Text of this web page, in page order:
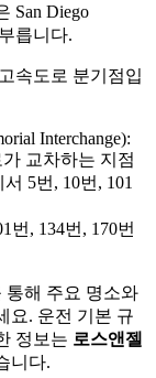
San Diego
릅니다.
속도로 분기점입
Interchange):
교차하는 지점
5번, 10번, 101
번, 134번, 170번
통해 주요 명소와
요. 운전 기본 규
정보는 로스앤젤
니다.